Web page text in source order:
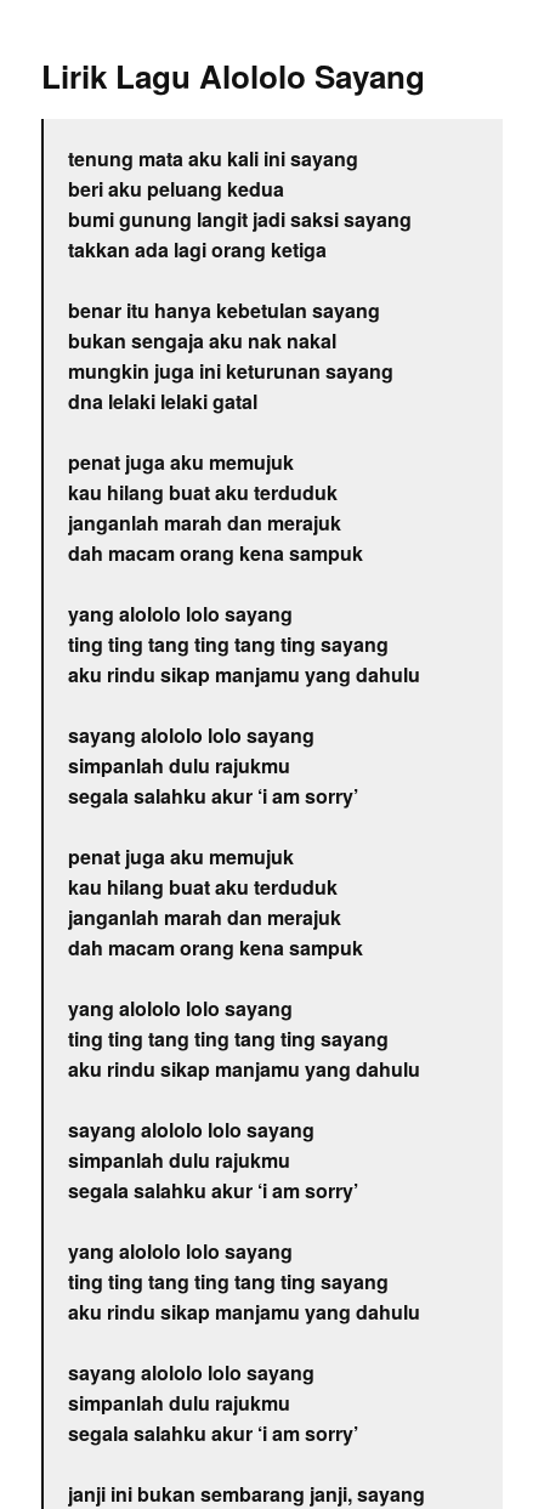
Lirik Lagu Alololo Sayang
tenung mata aku kali ini sayang
beri aku peluang kedua
bumi gunung langit jadi saksi sayang
takkan ada lagi orang ketiga
benar itu hanya kebetulan sayang
bukan sengaja aku nak nakal
mungkin juga ini keturunan sayang
dna lelaki lelaki gatal
penat juga aku memujuk
kau hilang buat aku terduduk
janganlah marah dan merajuk
dah macam orang kena sampuk
yang alololo lolo sayang
ting ting tang ting tang ting sayang
aku rindu sikap manjamu yang dahulu
sayang alololo lolo sayang
simpanlah dulu rajukmu
segala salahku akur ‘i am sorry’
penat juga aku memujuk
kau hilang buat aku terduduk
janganlah marah dan merajuk
dah macam orang kena sampuk
yang alololo lolo sayang
ting ting tang ting tang ting sayang
aku rindu sikap manjamu yang dahulu
sayang alololo lolo sayang
simpanlah dulu rajukmu
segala salahku akur ‘i am sorry’
yang alololo lolo sayang
ting ting tang ting tang ting sayang
aku rindu sikap manjamu yang dahulu
sayang alololo lolo sayang
simpanlah dulu rajukmu
segala salahku akur ‘i am sorry’
janji ini bukan sembarang janji, sayang